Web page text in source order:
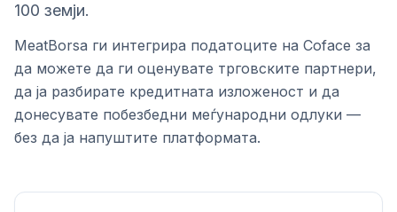
100 земји.
MeatBorsa ги интегрира податоците на Coface за
да можете да ги оценувате трговските партнери,
да ја разбирате кредитната изложеност и да
донесувате побезбедни меѓународни одлуки —
без да ја напуштите платформата.